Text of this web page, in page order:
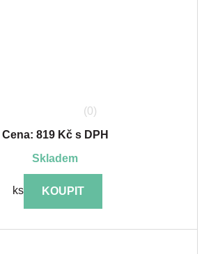
(0)
Cena: 819 Kč s DPH
skladem
ks KOUPIT